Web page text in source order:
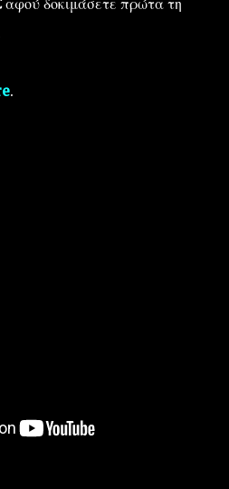
αφού δοκιμάσετε πρώτα τη
.